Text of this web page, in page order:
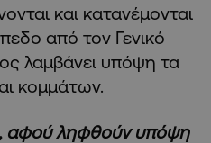
και κατανέμονται
από τον Γενικό
λαμβάνει υπόψη τα
κομμάτων.
αφού ληφθούν υπόψη